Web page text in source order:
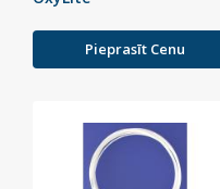
Pieprasīt Cenu